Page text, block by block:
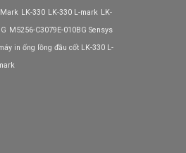
LK-330 LK-330 L-mark LK-
M5256-C3079E-010BG Sensys
in ống lồng đầu cốt LK-330 L-